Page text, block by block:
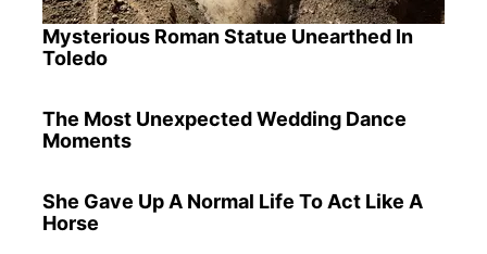
Mysterious Roman Statue Unearthed In
Toledo
The Most Unexpected Wedding Dance
Moments
She Gave Up A Normal Life To Act Like A
Horse